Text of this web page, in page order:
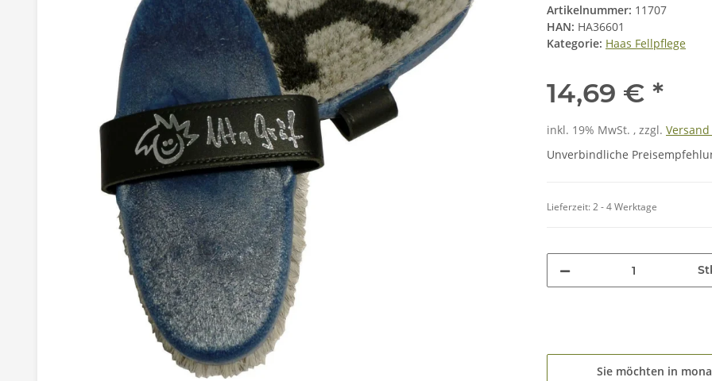
Artikelnummer: 11707
HAN: HA36601
Kategorie: Haas Fellpflege
14,69 € *
inkl. 19% MwSt. , zzgl. Versand
Unverbindliche
Lieferzeit:2 - 4 Werktage
Sie möchten in